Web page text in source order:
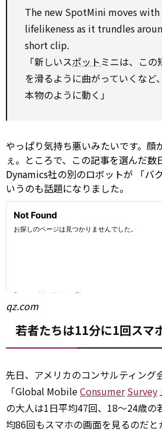
The new SpotMini moves with
lifelikeness as it trundles
short clip.
「新しいスポットミニは、この
を滑るように曲がっていくなど
本物のように動く」
やっぱり気持ち悪いみたいです。顔
ぇ。ところで、この記事を選んだ
Dynamics社の別のロボットが
「バ
いうのも話題になりました。
qz.com
若者たちは11分に1回スマ
先日、アメリカのコンサルティング
「Global MobileConsumer Survey
の大人は1日平均47回、18～24歳の
均86回もスマホの画面を見るのだ